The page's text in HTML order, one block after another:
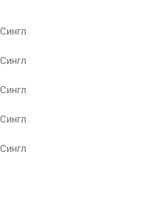
Сингл
Сингл
Сингл
Сингл
Сингл